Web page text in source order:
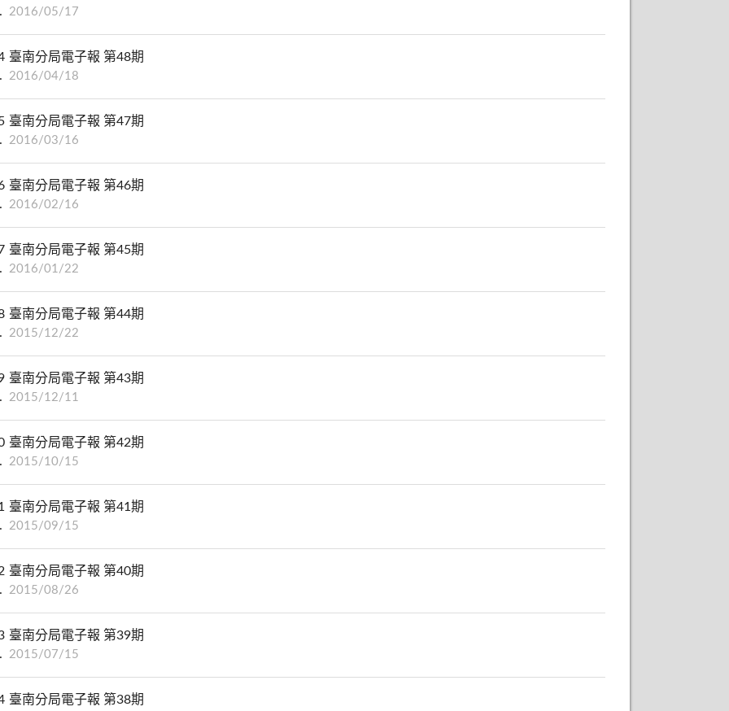
2016/05/17
臺南分局電子報 第48期
2016/04/18
臺南分局電子報 第47期
2016/03/16
臺南分局電子報 第46期
2016/02/16
臺南分局電子報 第45期
2016/01/22
臺南分局電子報 第44期
2015/12/22
臺南分局電子報 第43期
2015/12/11
臺南分局電子報 第42期
2015/10/15
臺南分局電子報 第41期
2015/09/15
臺南分局電子報 第40期
2015/08/26
臺南分局電子報 第39期
2015/07/15
臺南分局電子報 第38期